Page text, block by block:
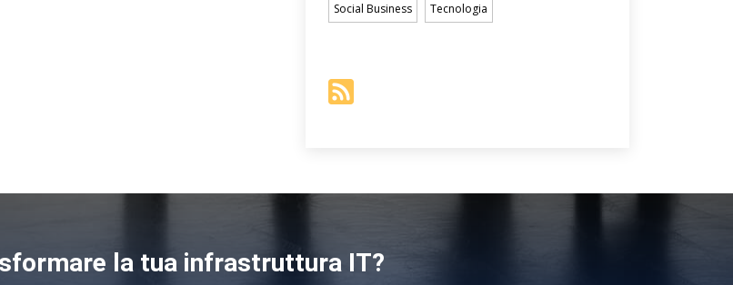
Social Business Tecnologia
la tua infrastruttura IT?